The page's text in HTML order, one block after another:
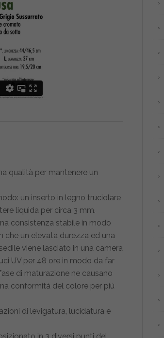
qualità per mantenere un
un inserto in legno truciolare
liquida per circa 3 mm.
consistenza stabile in modo
che un elevata durezza ed una
viene lasciato in una camera
UV per 48 ore in modo da far
di maturazione ne causano
conformità del colore per più
di levigatura, lucidatura e